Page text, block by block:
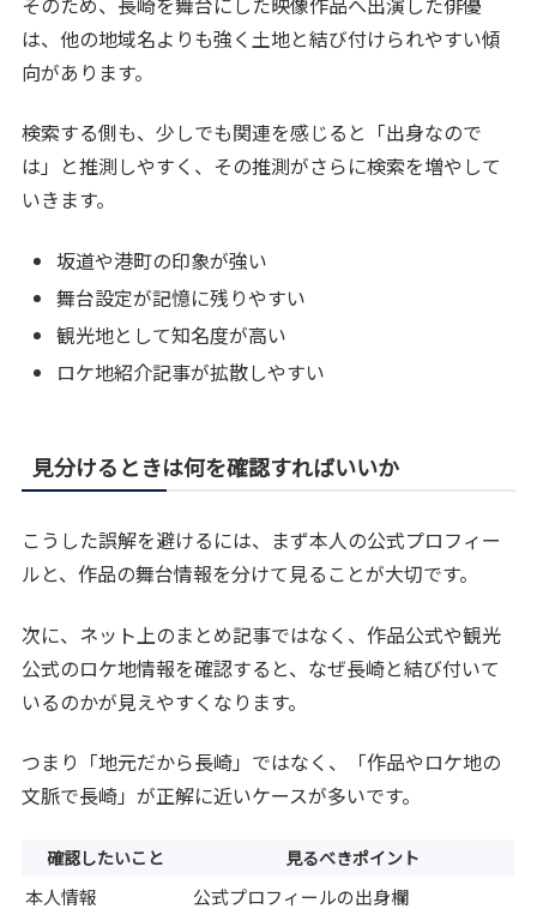
は、他の地域名よりも強く土地と結び付けられやすい傾
向があります。
検索する側も、少しでも関連を感じると「出身なので
は」と推測しやすく、その推測がさらに検索を増やして
いきます。
坂道や港町の印象が強い
舞台設定が記憶に残りやすい
観光地として知名度が高い
ロケ地紹介記事が拡散しやすい
見分けるときは何を確認すればいいか
こうした誤解を避けるには、まず本人の公式プロフィー
ルと、作品の舞台情報を分けて見ることが大切です。
次に、ネット上のまとめ記事ではなく、作品公式や観光
公式のロケ地情報を確認すると、なぜ長崎と結び付いて
いるのかが見えやすくなります。
つまり「地元だから長崎」ではなく、「作品やロケ地の
文脈で長崎」が正解に近いケースが多いです。
確認したいこと 見るべきポイント
本人情報
公式プロフィールの出身欄